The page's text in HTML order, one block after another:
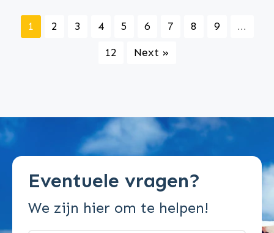
1 2 3 4 5 6 7 8 9
...
12
Next »
Eventuele vragen?
We zijn hier om te helpen!